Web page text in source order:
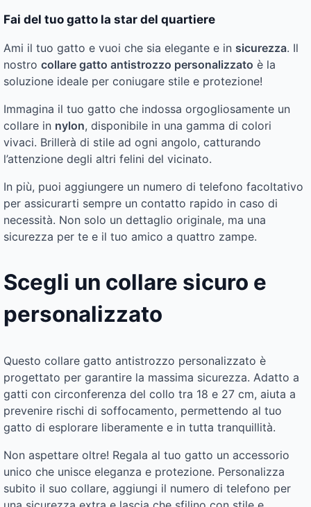
Fai del tuo gatto la star del quartiere
Ami il tuo gatto e vuoi che sia elegante e in sicurezza. Il
nostro collare gatto antistrozzo personalizzato è la
soluzione ideale per coniugare stile e protezione!
Immagina il tuo gatto che indossa orgogliosamente un
collare in nylon, disponibile in una gamma di colori
vivaci. Brillerà di stile ad ogni angolo, catturando
l’attenzione degli altri felini del vicinato.
In più, puoi aggiungere un numero di telefono facoltativo
per assicurarti sempre un contatto rapido in caso di
necessità. Non solo un dettaglio originale, ma una
sicurezza per te e il tuo amico a quattro zampe.
Scegli un collare sicuro e
personalizzato
Questo collare gatto antistrozzo personalizzato è
progettato per garantire la massima sicurezza. Adatto a
gatti con circonferenza del collo tra 18 e 27 cm, aiuta a
prevenire rischi di soffocamento, permettendo al tuo
gatto di esplorare liberamente e in tutta tranquillità.
Non aspettare oltre! Regala al tuo gatto un accessorio
unico che unisce eleganza e protezione. Personalizza
subito il suo collare, aggiungi il numero di telefono per